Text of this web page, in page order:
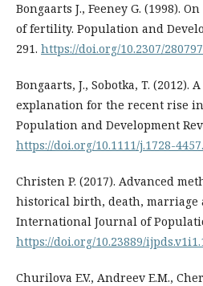
Bongaarts J., Feeney G. (1998).
of fertility. Population and
291. https://doi.org/10.2307/
Bongaarts, J., Sobotka, T. (2012).
explanation for the recent rise
Population and Development
https://doi.org/10.1111/j.1728-
Christen P. (2017). Advanced
historical birth, death, marriage
International Journal of
https://doi.org/10.23889/
Churilova E.V., Andreev E.M.,